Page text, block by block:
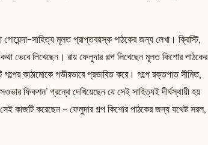
সাহিত্য মূলত প্রাপ্তবয়স্ক পাঠকের জন্য লেখা। ক্রিস্টি,
ভেবে লিখেছেন। রায় ফেলুদার গল্প লিখেছেন মূলত কিশোর পাঠকের
কাঠামোকে গভীরভাবে প্রভাবিত করে। গল্পে রক্তপাত সীমিত,
ফিকশন’ গ্রন্থে দেখিয়েছেন যে সেই সাহিত্যই দীর্ঘস্থায়ী হয়
কাজটি করেছেন - ফেলুদার গল্প কিশোর পাঠকের জন্য যথেষ্ট সরল,